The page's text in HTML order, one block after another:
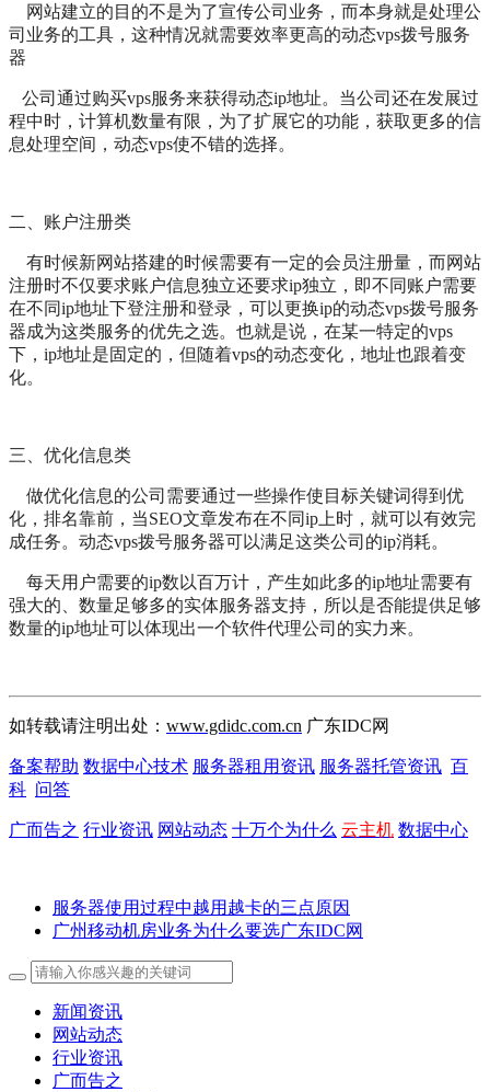
网站建立的目的不是为了宣传公司业务，而本身就是处理公
司业务的工具，这种情况就需要效率更高的动态vps拨号服务
器
公司通过购买vps服务来获得动态ip地址。当公司还在发展过
程中时，计算机数量有限，为了扩展它的功能，获取更多的信
息处理空间，动态vps使不错的选择。
二、账户注册类
有时候新网站搭建的时候需要有一定的会员注册量，而网站
注册时不仅要求账户信息独立还要求ip独立，即不同账户需要
在不同ip地址下登注册和登录，可以更换ip的动态vps拨号服务
器成为这类服务的优先之选。也就是说，在某一特定的vps
下，ip地址是固定的，但随着vps的动态变化，地址也跟着变
化。
三、优化信息类
做优化信息的公司需要通过一些操作使目标关键词得到优
化，排名靠前，当SEO文章发布在不同ip上时，就可以有效完
成任务。动态vps拨号服务器可以满足这类公司的ip消耗。
每天用户需要的ip数以百万计，产生如此多的ip地址需要有
强大的、数量足够多的实体服务器支持，所以是否能提供足够
数量的ip地址可以体现出一个软件代理公司的实力来。
如转载请注明出处： www.gdidc.com.cn 广东IDC网
备案帮助 数据中心技术 服务器租用资讯 服务器托管资讯 百
科 问答
广而告之 行业资讯 网站动态 十万个为什么 云主机 数据中心
服务器使用过程中越用越卡的三点原因
广州移动机房业务为什么要选广东IDC网
新闻资讯
网站动态
行业资讯
广而告之